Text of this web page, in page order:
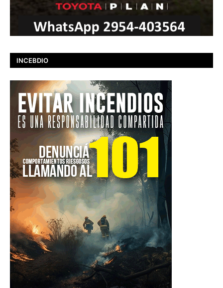
INCEBDIO